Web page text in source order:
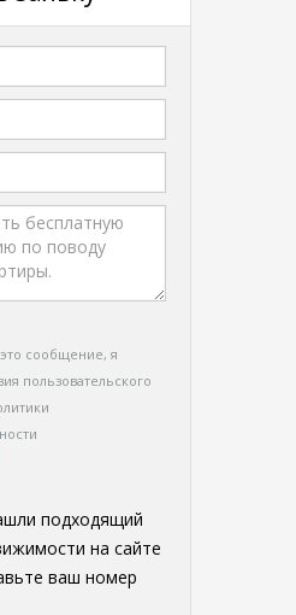
сообщение, я
пользовательского
подходящий
на сайте
ваш номер